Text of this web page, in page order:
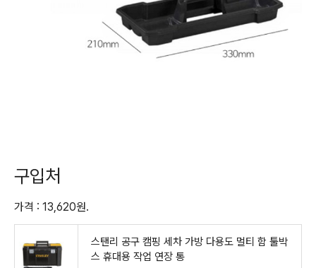
구입처
가격 : 13,620원.
스탠리 공구 캠핑 세차 가방 다용도 멀티 함 툴박
스 휴대용 작업 연장 통